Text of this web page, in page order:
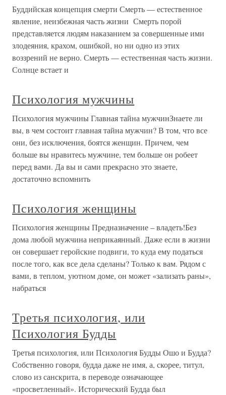
Буддийская концепция смерти Смерть — естественное
явление, неизбежная часть жизни Смерть порой
представляется людям наказанием за совершенные ими
злодеяния, крахом, ошибкой, но ни одно из этих
воззрений не верно. Смерть — естественная часть жизни.
Солнце встает и
Психология мужчины
Психология мужчины Главная тайна мужчинЗнаете ли
вы, в чем состоит главная тайна мужчин? В том, что все
они, без исключения, боятся женщин. Причем, чем
больше вы нравитесь мужчине, тем больше он робеет
перед вами. Да вы и сами прекрасно это знаете,
достаточно вспомнить
Психология женщины
Психология женщины Предназначение – владеть!Без
дома любой мужчина неприкаянный. Даже если в жизни
он совершает геройские подвиги, то куда ему податься
после того, как все дела сделаны? Только к вам. Рядом с
вами, в теплом, уютном доме, он может «зализать раны»,
набраться
Третья психология, или
Психология Будды
Третья психология, или Психология Будды Ошо и Будда?
Собственно говоря, будда даже не имя, а, скорее, титул,
слово из санскрита, в переводе означающее
«просветленный». Исторический Будда был